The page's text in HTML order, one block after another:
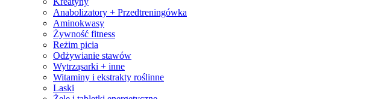
Anabolizatory + Przedtreningówka
Aminokwasy
Żywność fitness
Reżim picia
Odżywianie stawów
Wytrząsarki + inne
Witaminy i ekstrakty roślinne
Laski